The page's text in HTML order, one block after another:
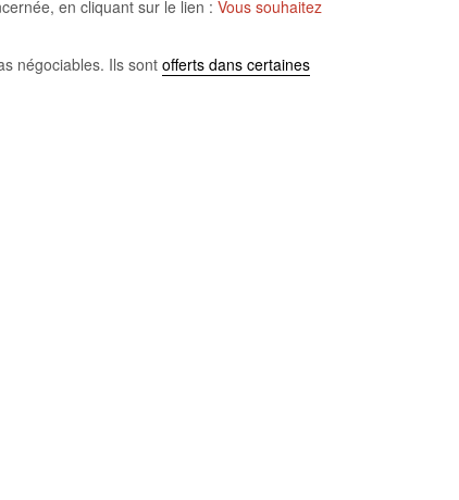
en cliquant sur le lien : Vous souhaitez
négociables. Ils sont offerts dans certaines